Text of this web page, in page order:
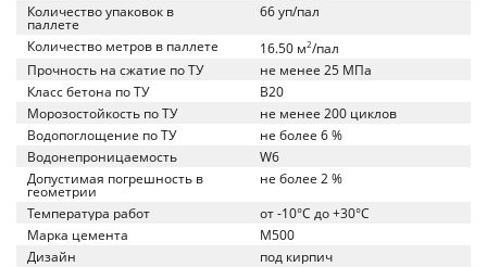
Количество упаковок в
паллете
66 уп/пал
Количество метров в паллете 16.50 м2/пал
Прочность на сжатие по ТУ
не менее 25 МПа
Класс бетона по ТУ
B20
Морозостойкость по ТУ
не менее 200 циклов
Водопоглощение по ТУ
не более 6 %
Водонепроницаемость
W6
Допустимая погрешность в
геометрии
не более 2 %
Температура работ
от -10°C до +30°C
Марка цемента
M500
Дизайн
под кирпич